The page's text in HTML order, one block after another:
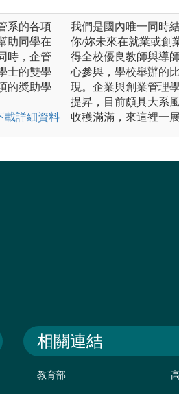
系的各項
助同學在
時，企管
士的雙學
的奬助學
載詳細資料
我們是國內唯一同時
你/妳未來在就業或創
得全校優良教師與導
心參與，學校舉辦的
現。企業與創業管理
提昇，目前頗具大系
收穫滿滿，來這裡一展
相關連結
教育部